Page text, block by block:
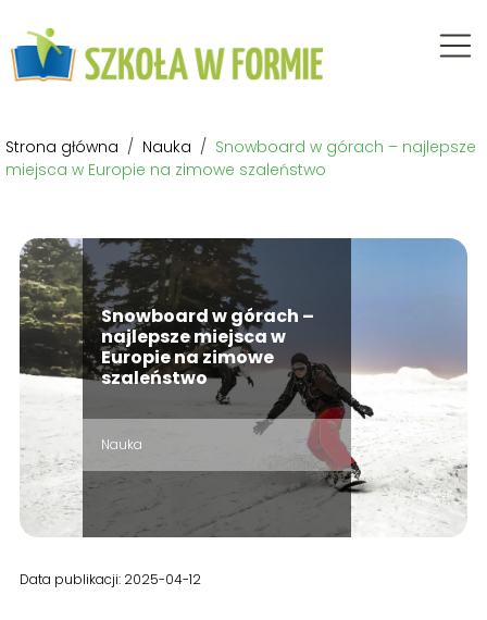
Strona główna / Nauka / Snowboard w górach – najlepsze
miejsca w Europie na zimowe szaleństwo
Snowboard w górach –
najlepsze miejsca w
Europie na zimowe
szaleństwo
Nauka
Data publikacji: 2025-04-12